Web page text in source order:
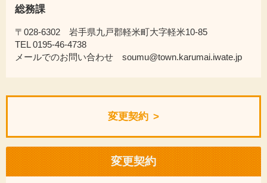
総務課
〒028-6302 岩手県九戸郡軽米町大字軽米10-85
TEL 0195-46-4738
メールでのお問い合わせ soumu@town.karumai.iwate.jp
変更契約
変更契約